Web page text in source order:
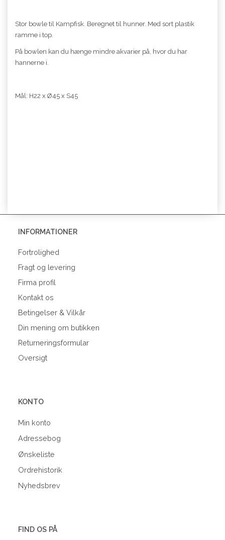
Stor bowle til Kampfisk. Beregnet til hunner. Med sort plastik
ramme i top.
På bowlen kan du hænge mindre akvarier på, hvor du har
hannerne i.
Mål: H22 x Ø45 x S45
INFORMATIONER
Fortrolighed
Fragt og levering
Firma profil
Kontakt os
Betingelser & Vilkår
Din mening om butikken
Returneringsformular
Oversigt
KONTO
Min konto
Adressebog
Ønskeliste
Ordrehistorik
Nyhedsbrev
FIND OS PÅ